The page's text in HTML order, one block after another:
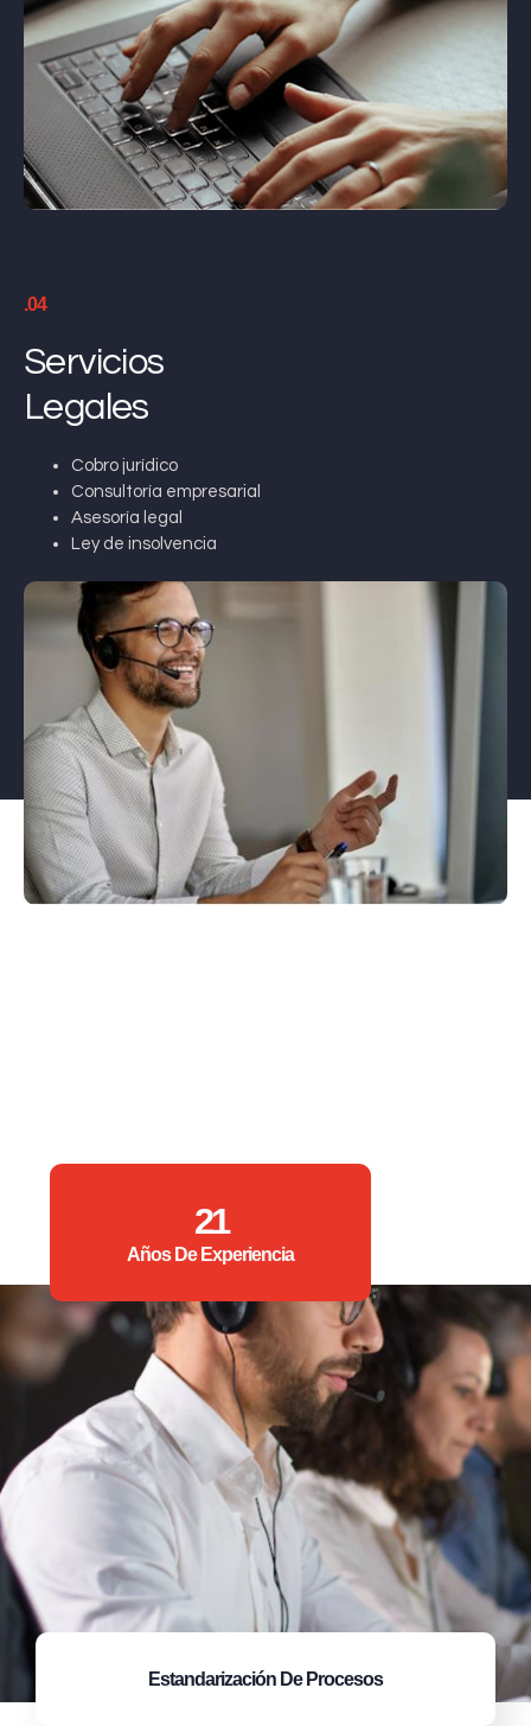
.04
Servicios
Legales
Cobro jurídico
Consultoría empresarial
Asesoría legal
Ley de insolvencia
21
Años De Experiencia
Estandarización De Procesos